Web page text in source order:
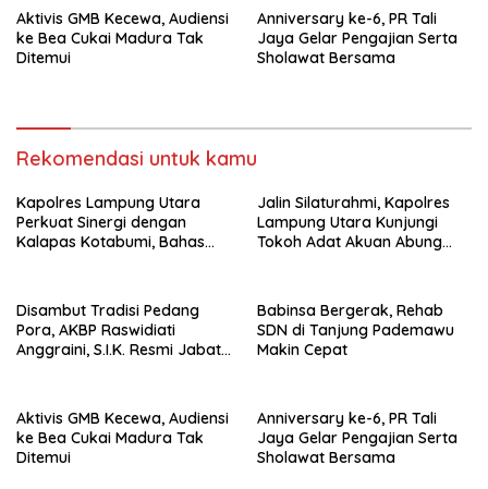
Aktivis GMB Kecewa, Audiensi
ke Bea Cukai Madura Tak
Ditemui
Anniversary ke-6, PR Tali
Jaya Gelar Pengajian Serta
Sholawat Bersama
Rekomendasi untuk kamu
Kapolres Lampung Utara
Perkuat Sinergi dengan
Kalapas Kotabumi, Bahas
Jalin Silaturahmi, Kapolres
Lampung Utara Kunjungi
Tokoh Adat Akuan Abung
Disambut Tradisi Pedang
Pora, AKBP Raswidiati
Anggraini, S.I.K. Resmi Jabat
Babinsa Bergerak, Rehab
SDN di Tanjung Pademawu
Makin Cepat
Aktivis GMB Kecewa, Audiensi
ke Bea Cukai Madura Tak
Ditemui
Anniversary ke-6, PR Tali
Jaya Gelar Pengajian Serta
Sholawat Bersama